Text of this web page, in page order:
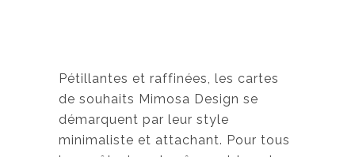
Pétillantes et raffinées, les cartes
de souhaits Mimosa Design se
démarquent par leur style
minimaliste et attachant. Pour tous